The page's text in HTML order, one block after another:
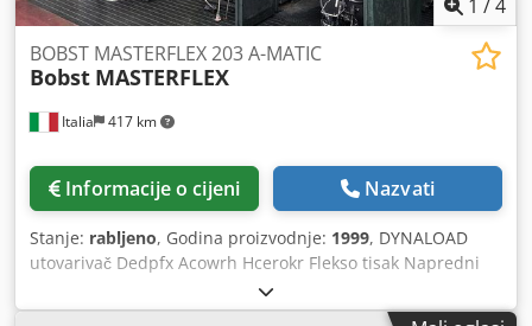
1 /4
Italia 417 km
BOBST MASTERFLEX 203 A-MATIC
Bobst MASTERFLEX
Informacije o cijeni Nazvati
Stanje: rabljeno, Godina proizvodnje: 1999, DYNALOAD
utovarivač Dedpfx Acowrh Hcerokr Flekso tisak Napredni
sustav uvlačenja: vakuumska transportna traka s
ionizacijskim čistačem arka za maksimalnu preciznost i